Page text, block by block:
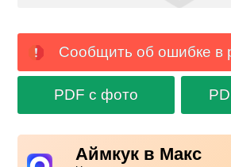
Сообщить об ошибке в
PDF с фото
Аймкук в Макс